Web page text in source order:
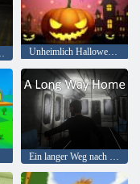
Unheimlich Halloween-Party
Ein langer Weg nach Hause